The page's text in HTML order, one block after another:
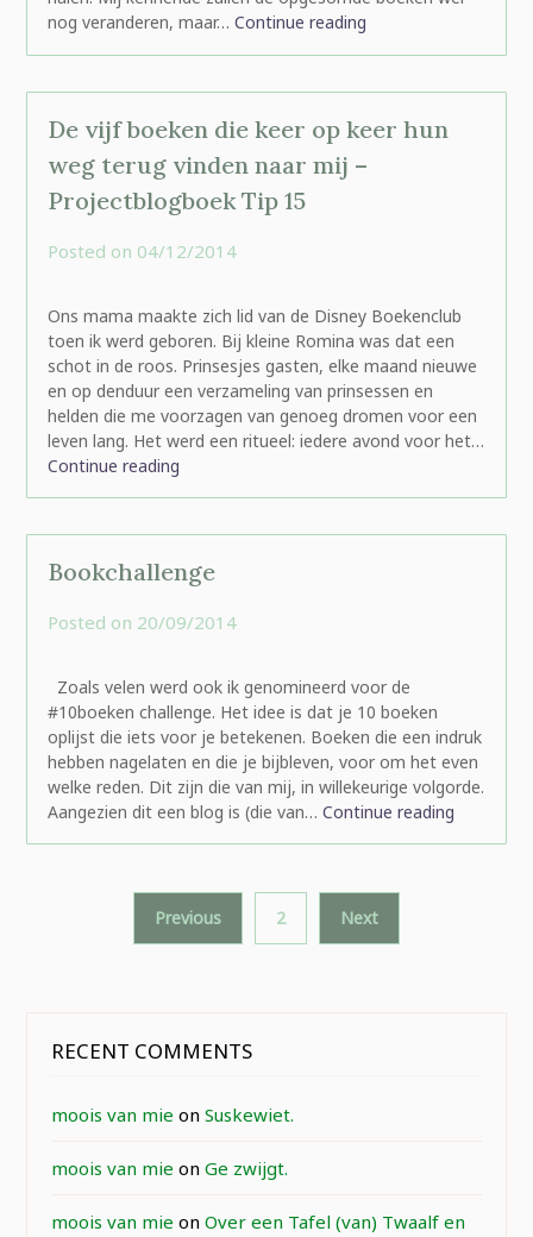
nog veranderen, maar… Continue reading
De vijf boeken die keer op keer hun
weg terug vinden naar mij –
Projectblogboek Tip 15
Posted on 04/12/2014by
Ons mama maakte zich lid van de Disney Boekenclub
toen ik werd geboren. Bij kleine Romina was dat een
schot in de roos. Prinsesjes gasten, elke maand nieuwe
en op denduur een verzameling van prinsessen en
helden die me voorzagen van genoeg dromen voor een
leven lang. Het werd een ritueel: iedere avond voor het…
Continue reading
Bookchallenge
Posted on 20/09/2014by
Zoals velen werd ook ik genomineerd voor de
#10boeken challenge. Het idee is dat je 10 boeken
oplijst die iets voor je betekenen. Boeken die een indruk
hebben nagelaten en die je bijbleven, voor om het even
welke reden. Dit zijn die van mij, in willekeurige volgorde.
Aangezien dit een blog is (die van… Continue reading
pagination
Previous 2 Next
RECENT COMMENTS
moois van mie onSuskewiet.
moois van mie onGe zwijgt.
moois van mie onOver een Tafel (van) Twaalf en